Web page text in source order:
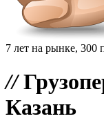
7 лет на рынке, 300
//
Казань